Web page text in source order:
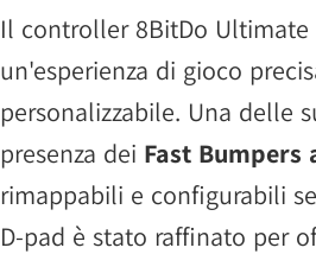
Il controller 8BitDo
un'esperienza di gioco
personalizzabile. Una delle
presenza dei Fast Bumpers
rimappabili e configurabili
D-pad è stato raffinato per